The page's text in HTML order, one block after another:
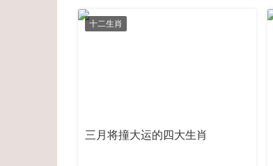
十二生肖
三月将撞大运的四大生肖